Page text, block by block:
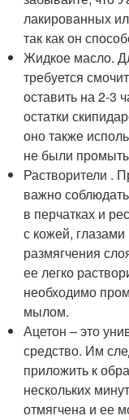
лакированных
так как он
Жидкое масло.
требуется
оставить на 2-3
остатки
оно также
не были
Растворители .
важно
в перчатках и
с кожей,
размягчения
ее легко
необходимо
мылом.
Ацетон – это
средство. Им
приложить к
нескольких
отмягчена и ее